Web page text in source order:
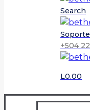
Search
Soporte
+504
L0.00